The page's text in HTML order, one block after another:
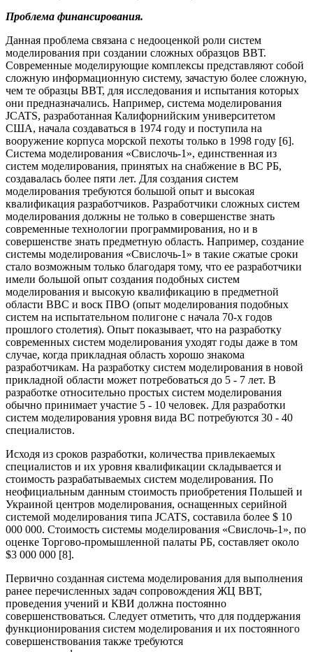
Проблема финансирования.
Данная проблема связана с недооценкой роли систем
моделирования при создании сложных образцов ВВТ.
Современные моделирующие комплексы представляют собой
сложную информационную систему, зачастую более сложную,
чем те образцы ВВТ, для исследования и испытания которых
они предназначались. Например, система моделирования
JCATS, разработанная Калифорнийским университетом
США, начала создаваться в 1974 году и поступила на
вооружение корпуса морской пехоты только в 1998 году [6].
Система моделирования «Свислочь-1», единственная из
систем моделирования, принятых на снабжение в ВС РБ,
создавалась более пяти лет. Для создания систем
моделирования требуются большой опыт и высокая
квалификация разработчиков. Разработчики сложных систем
моделирования должны не только в совершенстве знать
современные технологии программирования, но и в
совершенстве знать предметную область. Например, создание
системы моделирования «Свислочь-1» в такие сжатые сроки
стало возможным только благодаря тому, что ее разработчики
имели большой опыт создания подобных систем
моделирования и высокую квалификацию в предметной
области ВВС и воск ПВО (опыт моделирования подобных
систем на испытательном полигоне с начала 70-х годов
прошлого столетия). Опыт показывает, что на разработку
современных систем моделирования уходят годы даже в том
случае, когда прикладная область хорошо знакома
разработчикам. На разработку систем моделирования в новой
прикладной области может потребоваться до 5 - 7 лет. В
разработке относительно простых систем моделирования
обычно принимает участие 5 - 10 человек. Для разработки
систем моделирования уровня вида ВС потребуются 30 - 40
специалистов.
Исходя из сроков разработки, количества привлекаемых
специалистов и их уровня квалификации складывается и
стоимость разрабатываемых систем моделирования. По
неофициальным данным стоимость приобретения Польшей и
Украиной центров моделирования, оснащенных серийной
системой моделирования типа JCATS, составила более $ 10
000 000. Стоимость системы моделирования «Свислочь-1», по
оценке Торгово-промышленной палаты РБ, составляет около
$3 000 000 [8].
Первично созданная система моделирования для выполнения
ранее перечисленных задач сопровождения ЖЦ ВВТ,
проведения учений и КВИ должна постоянно
совершенствоваться. Следует отметить, что для поддержания
функционирования систем моделирования и их постоянного
совершенствования также требуются